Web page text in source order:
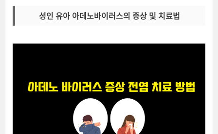
성인 유아 아데노바이러스의 증상 및 치료법